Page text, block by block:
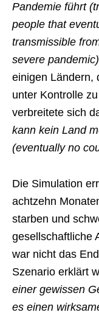
Pandemie führt
people that
transmissible
severe
einigen Ländern,
unter Kontrolle
verbreitete sich
kann kein Land
(eventually no
Die Simulation
achtzehn
starben und
gesellschaftliche
war nicht das
Szenario erklärt
einer gewissen
es einen